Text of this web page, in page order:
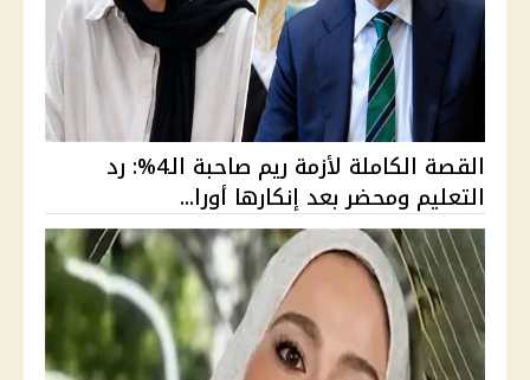
القصة الكاملة لأزمة ريم صاحبة الـ4%: رد
التعليم ومحضر بعد إنكارها أورا...